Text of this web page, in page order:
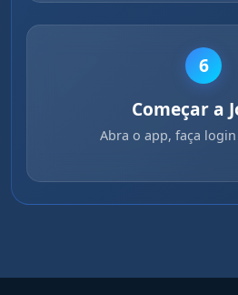
6
Começar a
Abra o app, faça